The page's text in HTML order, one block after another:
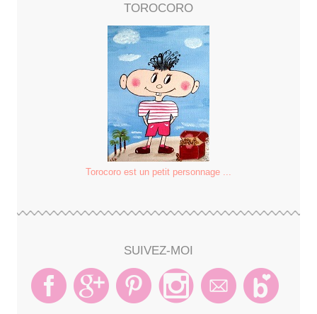
TOROCORO
Torocoro est un petit personnage ...
SUIVEZ-MOI